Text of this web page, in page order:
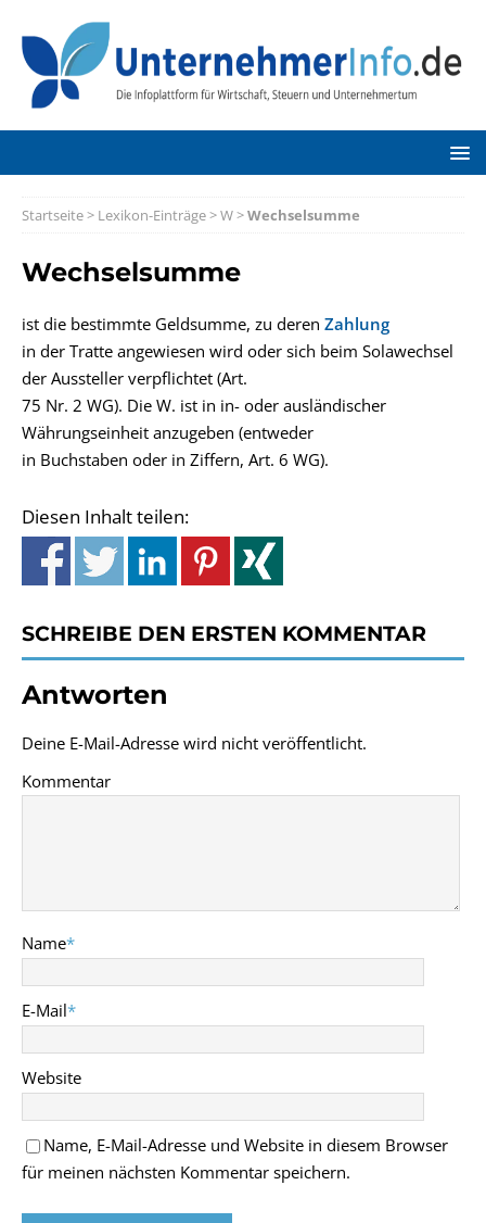
Startseite> Lexikon-Einträge>W>Wechselsumme
Wechselsumme
ist die bestimmte Geldsumme, zu deren Zahlung
in der Tratte angewiesen wird oder sich beim Solawechsel
der Aussteller verpflichtet (Art.
75 Nr. 2 WG). Die W. ist in in- oder ausländischer
Währungseinheit anzugeben (entweder
in Buchstaben oder in Ziffern, Art. 6 WG).
Diesen Inhalt teilen:
SCHREIBE DEN ERSTEN KOMMENTAR
Antworten
Deine E-Mail-Adresse wird nicht veröffentlicht.
Kommentar
Name*
E-Mail*
Website
Name, E-Mail-Adresse und Website in diesem Browser
für meinen nächsten Kommentar speichern.